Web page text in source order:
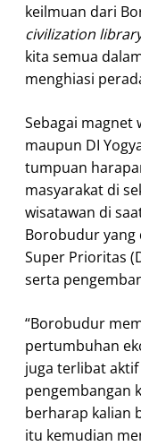
keilmuan dari
civilization
kita semua
menghiasi
Sebagai magnet
maupun DI
tumpuan
masyarakat di
wisatawan di
Borobudur yang
Super Prioritas
serta
“Borobudur
pertumbuhan
juga terlibat
pengembangan
berharap kalian
itu kemudian